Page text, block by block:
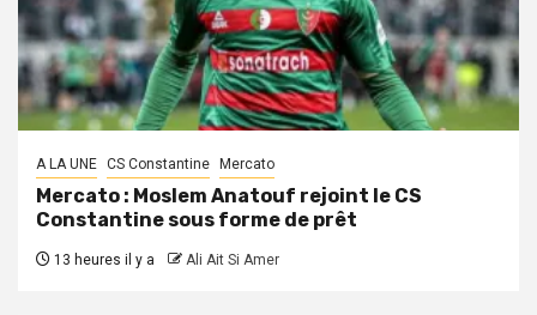
A LA UNE CS Constantine Mercato
Mercato : Moslem Anatouf rejoint le CS
Constantine sous forme de prêt
13 heures il y a Ali Ait Si Amer